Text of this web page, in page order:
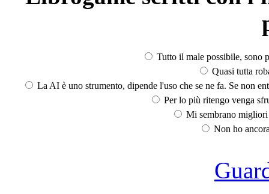
Tutto il male possibile, sono
Quasi tutta
La AI è uno strumento, dipende l'uso che se ne fa. Se non
Per lo più ritengo venga
Mi sembrano
Non ho